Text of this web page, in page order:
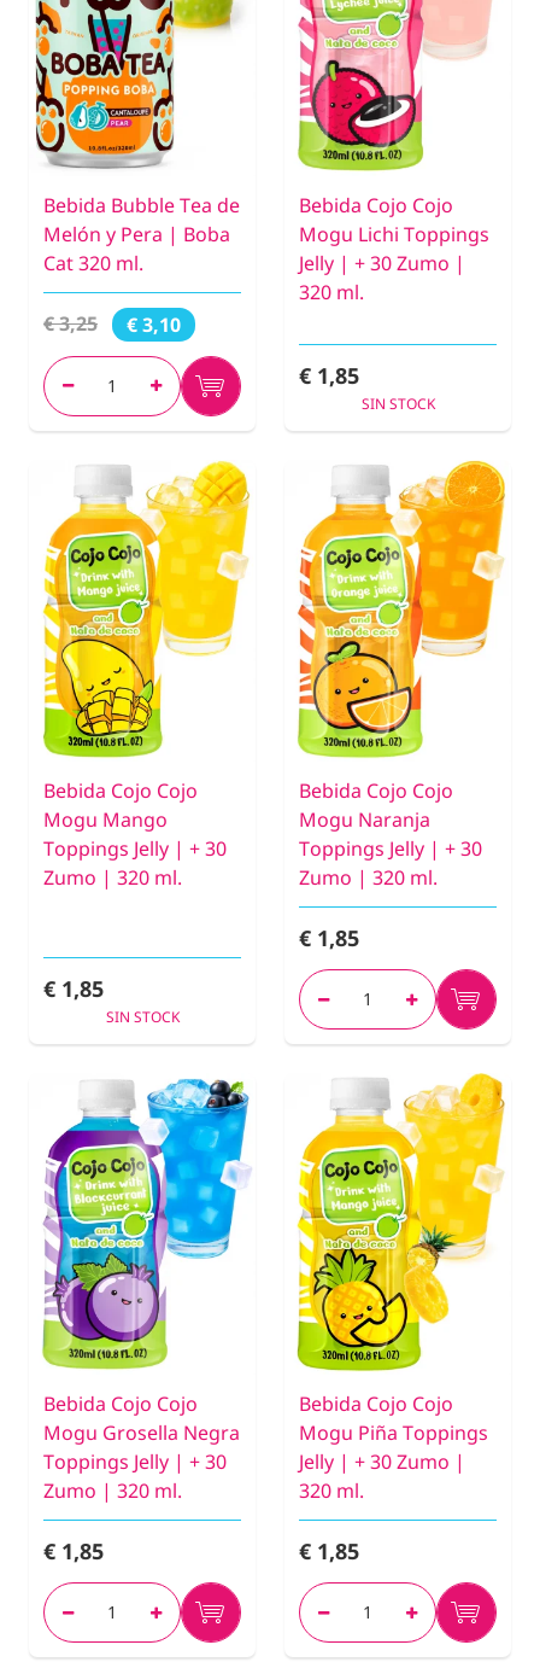
Bebida Bubble Tea de
Melón y Pera | Boba
Cat 320 ml.
€ 3,25 € 3,10
Bebida Cojo Cojo
Mogu Lichi Toppings
Jelly | + 30 Zumo |
320 ml.
€ 1,85
SIN STOCK
Bebida Cojo Cojo
Mogu Mango
Toppings Jelly | + 30
Zumo | 320 ml.
€ 1,85
SIN STOCK
Bebida Cojo Cojo
Mogu Naranja
Toppings Jelly | + 30
Zumo | 320 ml.
€ 1,85
Bebida Cojo Cojo
Mogu Grosella Negra
Toppings Jelly | + 30
Zumo | 320 ml.
€ 1,85
Bebida Cojo Cojo
Mogu Piña Toppings
Jelly | + 30 Zumo |
320 ml.
€ 1,85